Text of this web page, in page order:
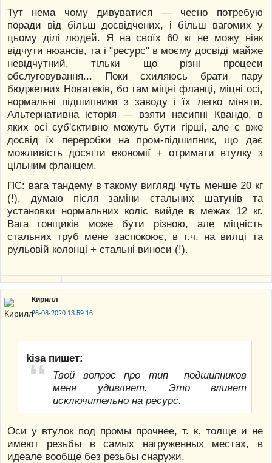
Тут нема чому дивуватися — чесно потребую
поради від більш досвідчених, і більш вагомих у
цьому ділі людей. Я на своїх 60 кг не можу ніяк
відчути нюансів, та і "ресурс" в моєму досвіді майже
невідчутний, тільки що різні процеси
обслуговування... Поки схиляюсь брати пару
бюджетних Новатеків, бо там міцні фланці, міцні осі,
нормальні підшипники з заводу і їх легко міняти.
Альтернативна історія — взяти насипні Квандо, в
яких осі суб'єктивно можуть бути гірші, але є вже
досвід їх переробки на пром-підшипник, що дає
можливість досягти економії + отримати втулку з
цільним фланцем.
ПС: вага тандему в такому вигляді чуть менше 20 кг
(!), думаю після заміни стальних шатунів та
установки нормальних коліс вийде в межах 12 кг.
Вага гонщиків може бути різною, але міцність
стальних труб мене заспокоює, в т.ч. на вилці та
рульовій колонці + стальні виноси (!).
Кирилл
26-08-2020 13:59:16
kisa пишет:
Твой вопрос про тип подшипников
меня удивляет. Это влияет
исключительно на ресурс.
Оси у втулок под промы прочнее, т. к. толще и не
имеют резьбы в самых нагруженных местах, в
идеале вообще без резьбы снаружи.